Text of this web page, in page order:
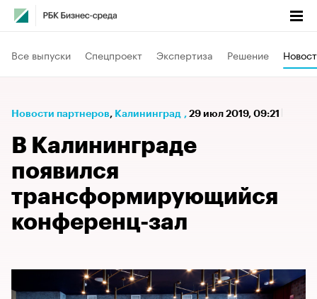
Все выпуски Спецпроект Экспертиза Решение
Новости партнеров⁠, Калининград , 29 июл 2019, 09:21
В Калининграде
появился
трансформирующийся
конференц-зал